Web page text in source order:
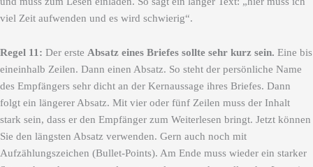
viel Zeit aufwenden und es wird schwierig“.
Regel 11: Der erste Absatz eines Briefes sollte sehr kurz sein. Eine bis
eineinhalb Zeilen. Dann einen Absatz. So steht der persönliche Name
des Empfängers sehr dicht an der Kernaussage ihres Briefes. Dann
folgt ein längerer Absatz. Mit vier oder fünf Zeilen muss der Inhalt
stark sein, dass er den Empfänger zum Weiterlesen bringt. Jetzt können
Sie den längsten Absatz verwenden. Gern auch noch mit
Aufzählungszeichen (Bullet-Points). Am Ende muss wieder ein starker